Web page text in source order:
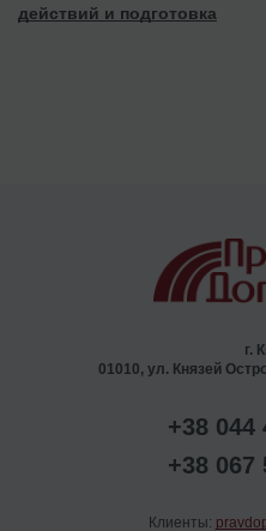
действий и подготовка
г.
01010, ул. Князей
+38 044
+38 067
Клиенты: